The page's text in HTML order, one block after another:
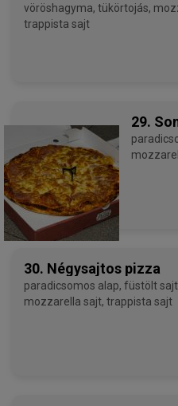
vöröshagyma, tükörtojás, mozzarella sajt,
trappista sajt
29.
paradicsomos
30. Négysajtos pizza
paradicsomos alap, füstölt sajt, feta sajt,
mozzarella sajt, trappista sajt